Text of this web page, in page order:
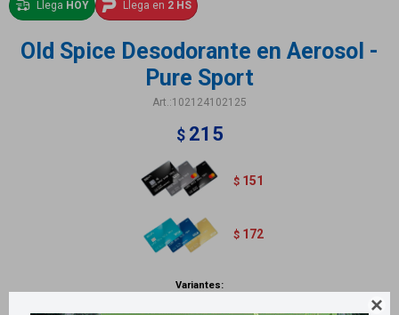

Llega HOY Llega en 2 HS
Old Spice Desodorante en Aerosol -
Pure Sport
102124102125
$ 215
$ 151
$ 172
Variantes: